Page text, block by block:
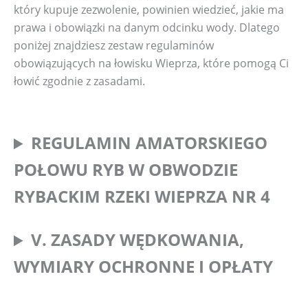
który kupuje zezwolenie, powinien wiedzieć, jakie ma
prawa i obowiązki na danym odcinku wody. Dlatego
poniżej znajdziesz zestaw regulaminów
obowiązujących na łowisku Wieprza, które pomogą Ci
łowić zgodnie z zasadami.
REGULAMIN AMATORSKIEGO
POŁOWU RYB W OBWODZIE
RYBACKIM RZEKI WIEPRZA NR 4
V. ZASADY WĘDKOWANIA,
WYMIARY OCHRONNE I OPŁATY